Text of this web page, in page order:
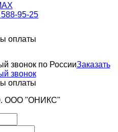
95-25
оплаты
звонок по РоссииЗаказать
звонок
оплаты
ООО "ОНИКС"